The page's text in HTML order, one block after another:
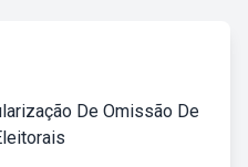
De Omissão De